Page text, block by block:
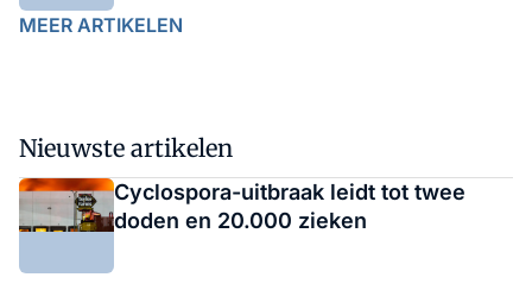
MEER ARTIKELEN
Nieuwste artikelen
Cyclospora-uitbraak leidt tot twee
doden en 20.000 zieken